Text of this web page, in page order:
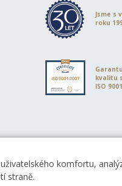
Jsme s
roku
kvalitu
ISO
komfortu,
straně.